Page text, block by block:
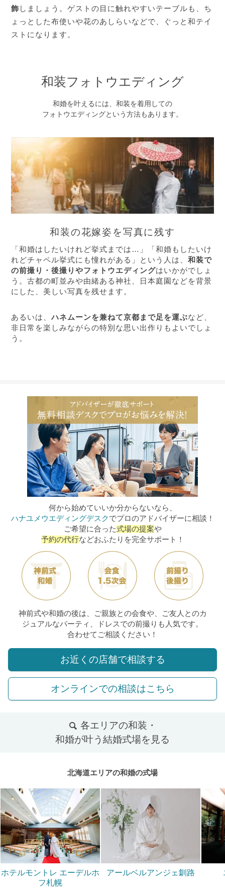
飾 しましょう。ゲストの目に触れやすいテーブルも、ち
ょっとした布使いや花のあしらいなどで、ぐっと和テイ
ストになります。
和装フォトウエディング
和婚を叶えるには、和装を着用しての
フォトウエディングという方法もあります。
和装の花嫁姿を写真に残す
「和婚はしたいけれど挙式までは…」「和婚もしたいけ
れどチャペル挙式にも憧れがある」という人は、和装で
の前撮り・後撮りやフォトウエディングはいかがでしょ
う。古都の町並みや由緒ある神社、日本庭園などを背景
にした、美しい写真を残せます。
あるいは、ハネムーンを兼ねて京都まで足を運ぶなど、
非日常を楽しみながらの特別な思い出作りもよいでしょ
う。
何から始めていいか分からないなら、
ハナユメウエディングデスクでプロのアドバイザーに相談！
ご希望に合った式場の提案や
予約の代行などおふたりを完全サポート！
神前式や和婚の後は、ご親族との会食や、ご友人とのカ
ジュアルなパーティ、ドレスでの前撮りも人気です。
合わせてご相談ください！
お近くの店舗で相談する
オンラインでの相談はこちら
各エリアの和装・
和婚が叶う結婚式場を見る
北海道エリアの和婚の式場
ホテルモントレ エーデルホ
フ札幌
アールベルアンジェ釧路